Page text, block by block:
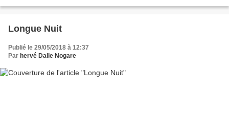
Longue Nuit
Publié le 29/05/2018 à 12:37
Par hervé Dalle Nogare